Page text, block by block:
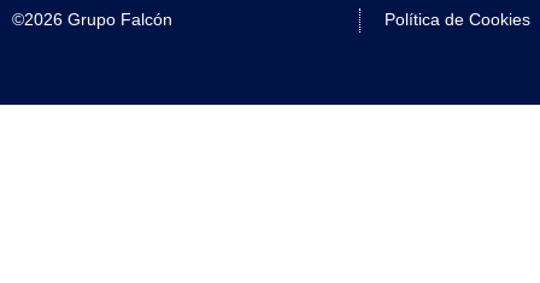
©2026 Grupo Falcón Política de Cookies